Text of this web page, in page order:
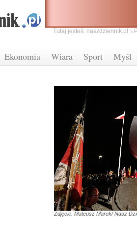
Ekonomia Wiara Sport Myśl
Tutaj jesteś: naszdziennik.pl
Zdjęcie: Mateusz Marek/ Nasz